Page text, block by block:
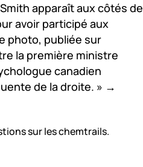
apparaît aux côtés de
avoir participé aux
photo, publiée sur
la première ministre
canadien
de la droite. » →
sur les chemtrails.